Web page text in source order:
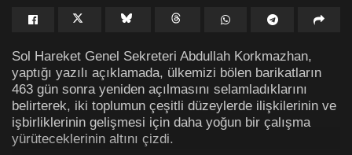
Sol Hareket Genel Sekreteri Abdullah Korkmazhan,
yaptığı yazılı açıklamada, ülkemizi bölen barikatların
463 gün sonra yeniden açılmasını selamladıklarını
belirterek, iki toplumun çeşitli düzeylerde ilişkilerinin ve
işbirliklerinin gelişmesi için daha yoğun bir çalışma
yürüteceklerinin altını çizdi.